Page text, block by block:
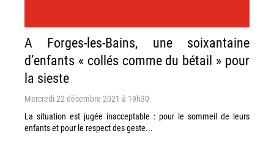
A Forges-les-Bains, une soixantaine
d’enfants « collés comme du bétail » pour
la sieste
Mercredi 22 décembre 2021 à 19h30
La situation est jugée inacceptable : pour le sommeil de leurs
enfants et pour le respect des geste...